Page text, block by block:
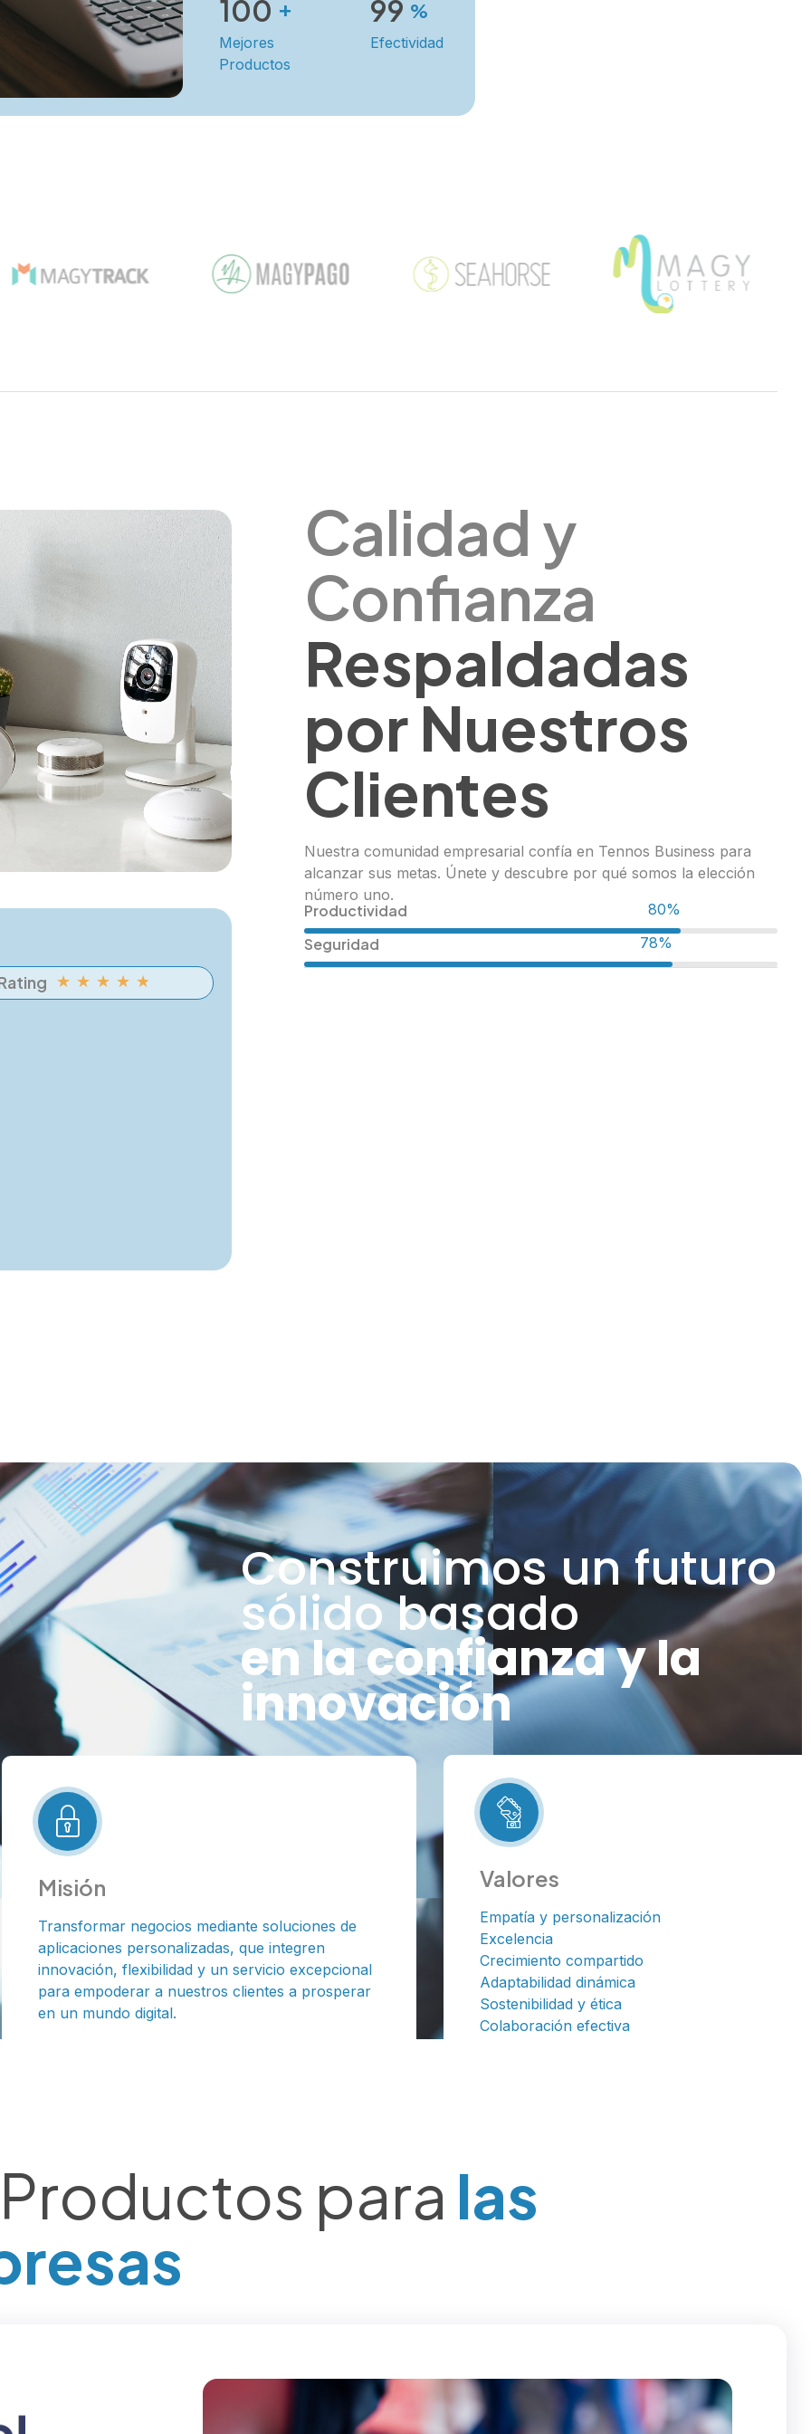
100 +
Mejores
Productos
99 %
Efectividad
★ ★ ★ ★ ★
Calidad y
Confianza
Respaldadas
por Nuestros
Clientes
Nuestra comunidad empresarial confía en Tennos Business para
alcanzar sus metas. Únete y descubre por qué somos la elección
número uno.
Productividad
Seguridad
Construimos un futuro
sólido basado
en la confianza y la
innovación
Misión
Transformar negocios mediante soluciones de
aplicaciones personalizadas, que integren
innovación, flexibilidad y un servicio excepcional
para empoderar a nuestros clientes a prosperar
en un mundo digital.
Valores
Empatía y personalización
Excelencia
Crecimiento compartido
Adaptabilidad dinámica
Sostenibilidad y ética
Colaboración efectiva
para las